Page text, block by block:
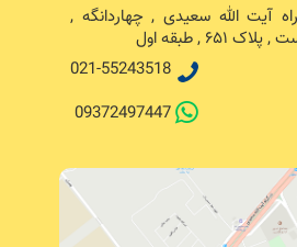
آیت الله سعیدی , چهاردانگه ,
۶۵۱ , طبقه اول
021-55243518
09372497447